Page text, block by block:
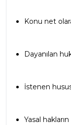
Konu net
Dayanılan
İstenen
Yasal